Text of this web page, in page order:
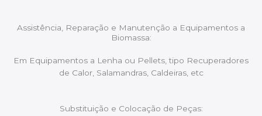
Assistência, Reparação e Manutenção a Equipamentos a
Biomassa:
Em Equipamentos a Lenha ou Pellets, tipo Recuperadores
de Calor, Salamandras, Caldeiras, etc
Substituição e Colocação de Peças: